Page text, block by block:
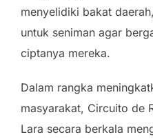
menyelidiki bakat
untuk seniman agar
ciptanya mereka.
Dalam rangka
masyarakat, Circuito de
Lara secara berkala